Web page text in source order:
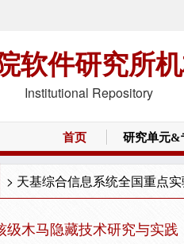
软件研究所
Institutional Repository
首页 研究单元&
> 天基综合信息系统全国重点
级木马隐藏技术研究与实践